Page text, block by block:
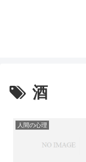
酒
人間の心理